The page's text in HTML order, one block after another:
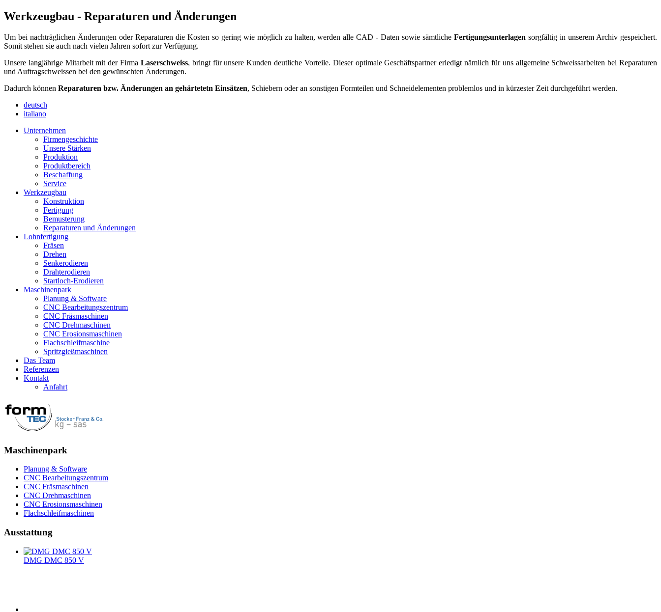
Werkzeugbau - Reparaturen und Änderungen
Um bei nachträglichen Änderungen oder Reparaturen die Kosten so gering wie möglich zu halten, werden alle CAD - Daten sowie sämtlicheFertigungsunterlagen sorgfältig in unserem Archiv gespeichert.
Somit stehen sie auch nach vielen Jahren sofort zur Verfügung.
Unsere langjährige Mitarbeit mit der Firma Laserschweiss, bringt für unsere Kunden deutliche Vorteile. Dieser optimale Geschäftspartner erledigt nämlich für uns allgemeine Schweissarbeiten bei Reparaturen
und Auftragschweissen bei den gewünschten Änderungen.
Dadurch können Reparaturen bzw. Änderungen an gehärtetetn Einsätzen, Schiebern oder an sonstigen Formteilen und Schneidelementen problemlos und in kürzester Zeit durchgeführt werden.
deutsch
italiano
Unternehmen
Firmengeschichte
Unsere Stärken
Produktion
Produktbereich
Beschaffung
Service
Werkzeugbau
Konstruktion
Fertigung
Bemusterung
Reparaturen und Änderungen
Lohnfertigung
Fräsen
Drehen
Senkerodieren
Drahterodieren
Startloch-Erodieren
Maschinenpark
Planung & Software
CNC Bearbeitungszentrum
CNC Fräsmaschinen
CNC Drehmaschinen
CNC Erosionsmaschinen
Flachschleifmaschine
Spritzgießmaschinen
Das Team
Referenzen
Kontakt
Anfahrt
Maschinenpark
Planung & Software
CNC Bearbeitungszentrum
CNC Fräsmaschinen
CNC Drehmaschinen
CNC Erosionsmaschinen
Flachschleifmaschinen
Ausstattung
DMG DMC 850 V